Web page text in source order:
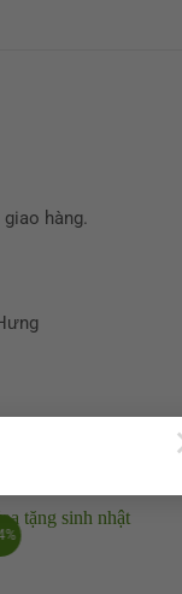
hàng.